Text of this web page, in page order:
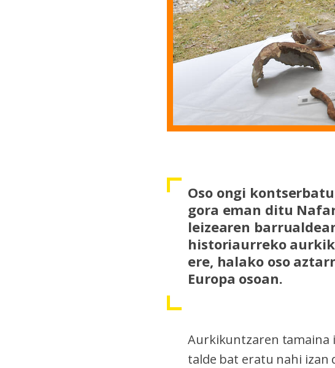
Oso ongi
gora eman ditu
leizearen
historiaurreko
ere, halako oso
Europa osoan.
Aurkikuntzaren tamaina
talde bat eratu nahi